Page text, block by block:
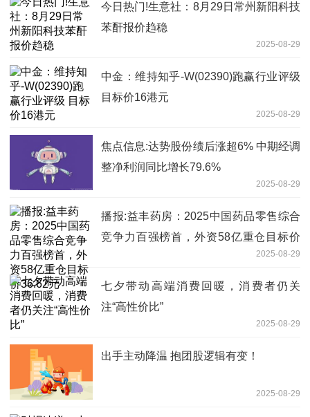
今日热门!生意社：8月29日常州新阳科技
苯酐报价趋稳
2025-08-29
中金：维持知乎-W(02390)跑赢行业评级
目标价16港元
2025-08-29
焦点信息:达势股份绩后涨超6% 中期经调
整净利润同比增长79.6%
2025-08-29
播报:益丰药房：2025中国药品零售综合
竞争力百强榜首，外资58亿重仓目标价
2025-08-29
七夕带动高端消费回暖，消费者仍关
注“高性价比”
2025-08-29
出手主动降温 抱团股逻辑有变！
2025-08-29